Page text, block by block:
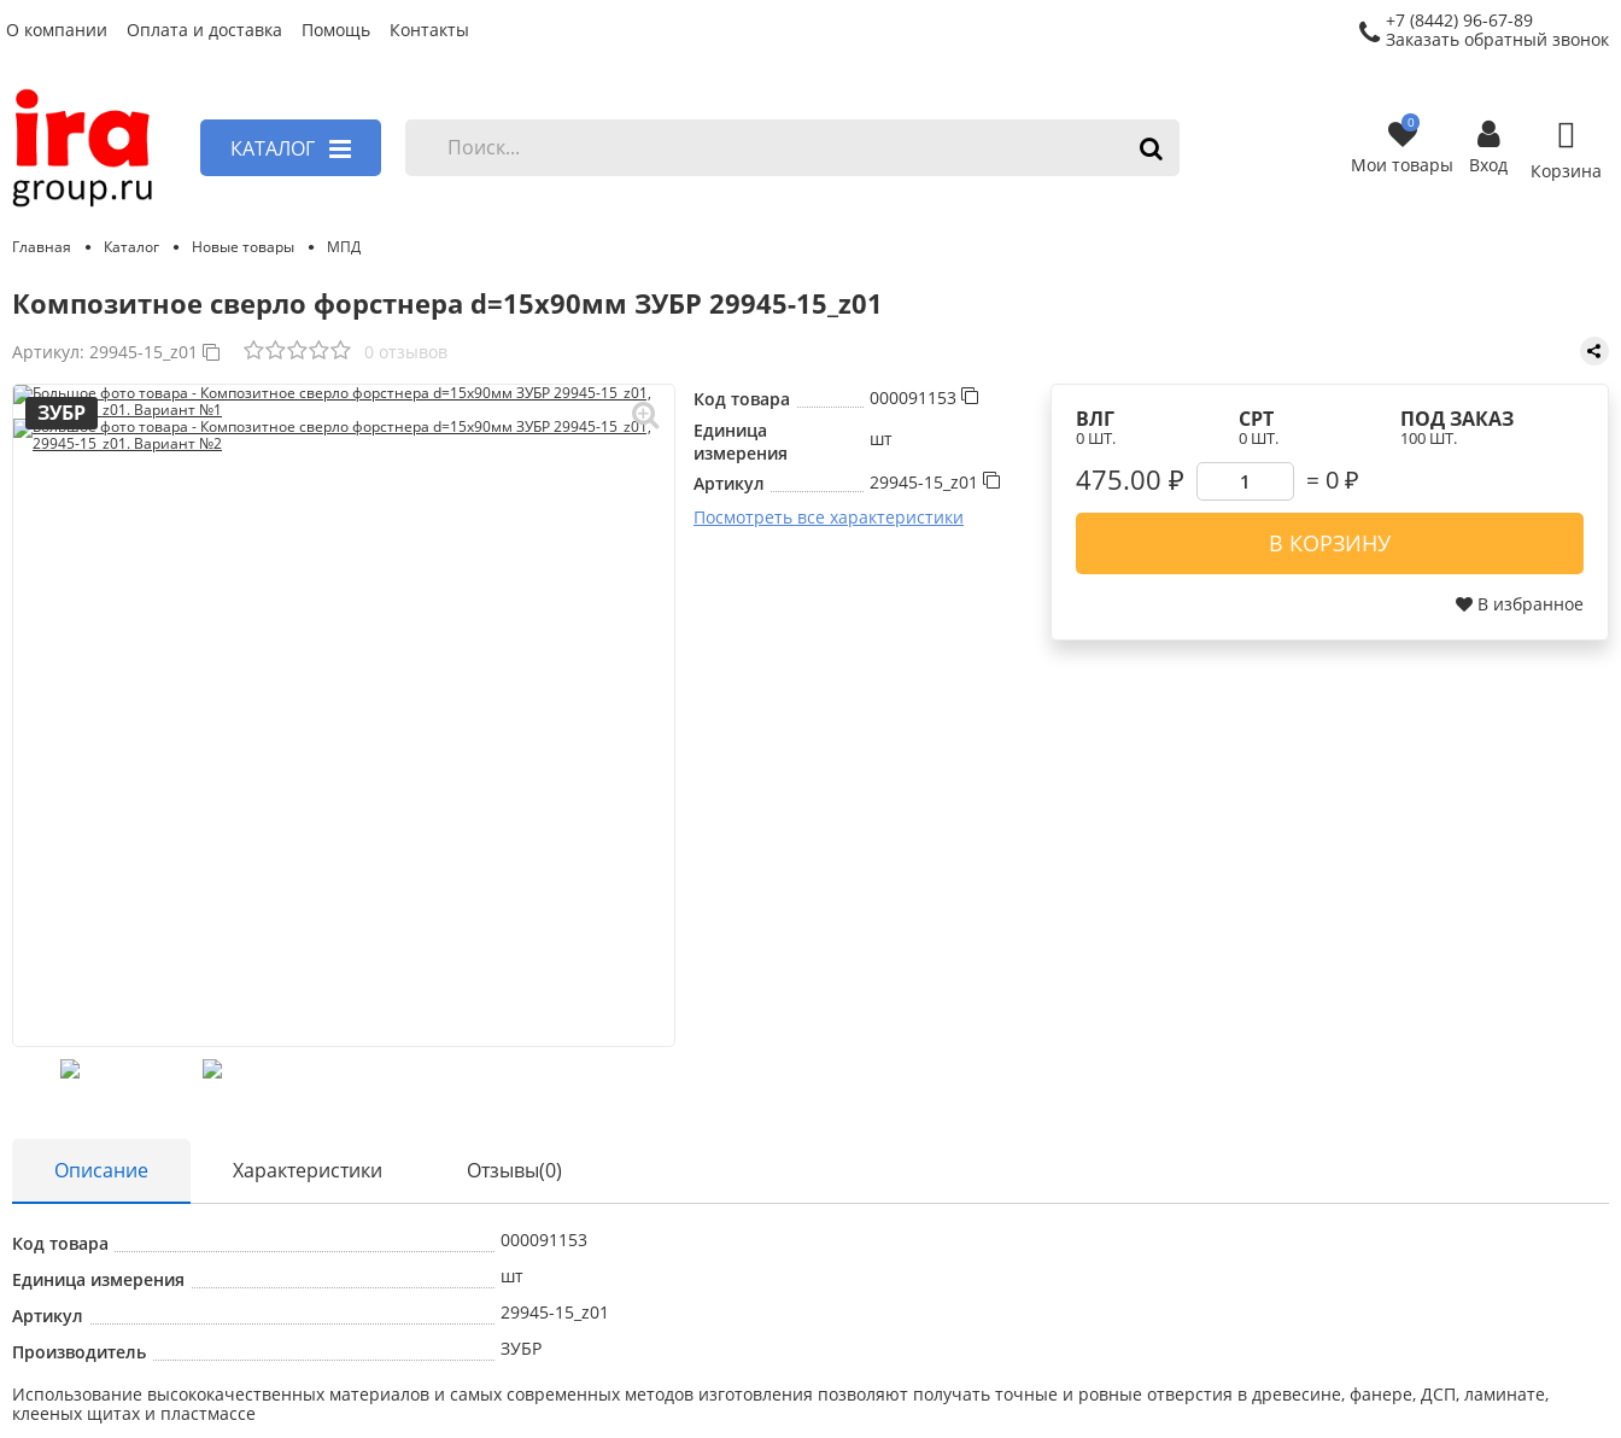
О компании Оплата и доставка Помощь Контакты
+7 (8442) 96-67-89
Заказать обратный звонок
КАТАЛОГ
Абразивные материалы
Инструменты и оборудование
Электроинструмент
Клининг
0
Мои товары Вход Корзина
Главная Каталог Новые товары МПД
Композитное cверло форстнера d=15x90мм ЗУБР 29945-15_z01
Артикул: 29945-15_z01 0 отзывов
ЗУБР
Код товара
000091153
Единица
измерения
шт
Артикул
29945-15_z01
Посмотреть все характеристики
ВЛГ
0 ШТ.
СРТ
0 ШТ.
ПОД ЗАКАЗ
100 ШТ.
475.00 ₽ 0₽
В КОРЗИНУ
В избранное
Описание Характеристики Отзывы(0)
Код товара
000091153
Единица измерения
шт
Артикул
29945-15_z01
Производитель
ЗУБР
Использование высококачественных материалов и самых современных методов изготовления позволяют получать точные и ровные отверстия в древесине, фанере, ДСП, ламинате,
клееных щитах и пластмассе